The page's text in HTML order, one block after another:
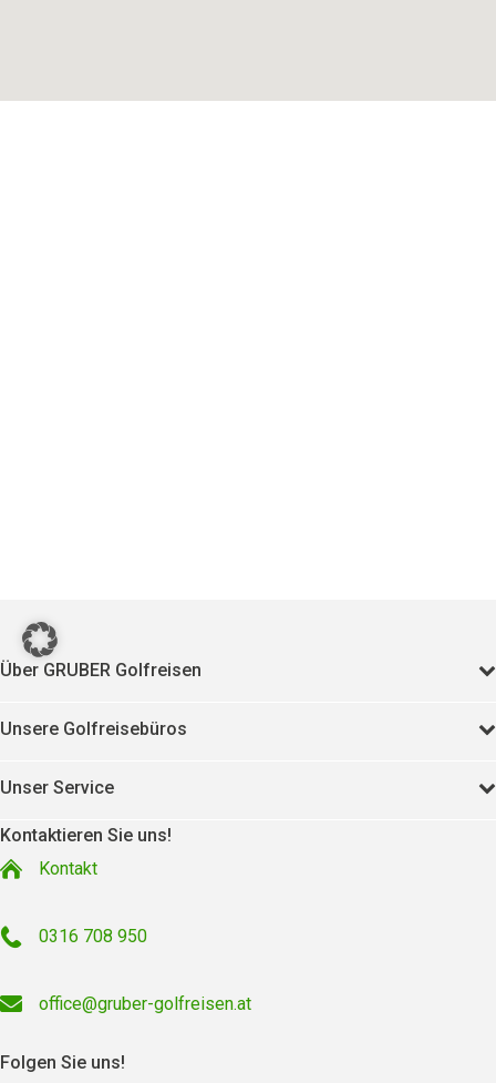
Über GRUBER Golfreisen
Unsere Golfreisebüros
Unser Service
Kontaktieren Sie uns!
Kontakt
0316 708 950
office@gruber-golfreisen.at
Folgen Sie uns!